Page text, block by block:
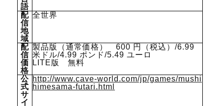
語
配
信
地
域
全世界
配
信
価
格
製品版（通常価格） 600 円（税込）/6.99
米ドル/4.99 ポンド/5.49 ユーロ
LITE版 無料
公
式
サ
イ
http://www.cave-world.com/jp/games/mushi
himesama-futari.html